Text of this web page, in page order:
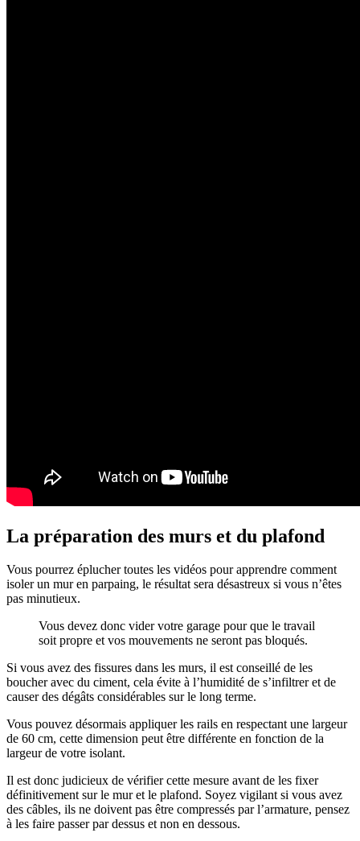
La préparation des murs et du plafond
Vous pourrez éplucher toutes les vidéos pour apprendre comment
isoler un mur en parpaing, le résultat sera désastreux si vous n’êtes
pas minutieux.
Vous devez donc vider votre garage pour que le travail
soit propre et vos mouvements ne seront pas bloqués.
Si vous avez des fissures dans les murs, il est conseillé de les
boucher avec du ciment, cela évite à l’humidité de s’infiltrer et de
causer des dégâts considérables sur le long terme.
Vous pouvez désormais appliquer les rails en respectant une largeur
de 60 cm, cette dimension peut être différente en fonction de la
largeur de votre isolant.
Il est donc judicieux de vérifier cette mesure avant de les fixer
définitivement sur le mur et le plafond. Soyez vigilant si vous avez
des câbles, ils ne doivent pas être compressés par l’armature, pensez
à les faire passer par dessus et non en dessous.